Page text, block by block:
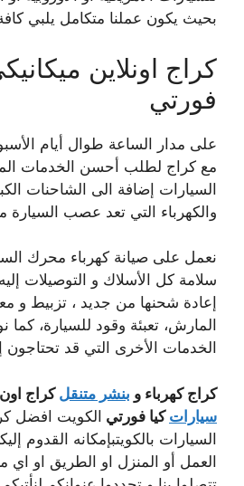
بحيث يكون عملنا متكامل يلبي
كراج اونلاين
فورتي
على مدار الساعة طوال أيام
مع كراج لطلب أحسن الخدمات
السيارات إضافة الى الشاحنات
والكهرباء التي تعد عصب السيارة
نعمل على صيانة كهرباء محرك
سلامة كل الأسلاك و التوصيلات
إعادة شحنها من جديد ، تزبيط و
المارش، تعبئة وقود للسيارة، كما
الخدمات الأخرى التي قد تحتاجون
كراج كهرباء و بنشر متنقلكراج
سيارات كيا فورتي الكويت افضل
السيارات بالكويتبإمكانه القدوم
العمل أو المنزل او الطريق او اي